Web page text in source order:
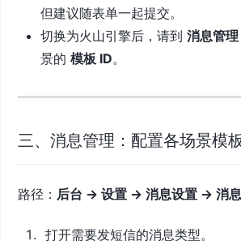
但建议随表单一起提交。
切换为火山引擎后，请到 消息管理
景的 模板 ID。
三、消息管理：配置各场景模
路径： 后台 → 设置 → 消息设置 → 消
打开需要发短信的消息类型。